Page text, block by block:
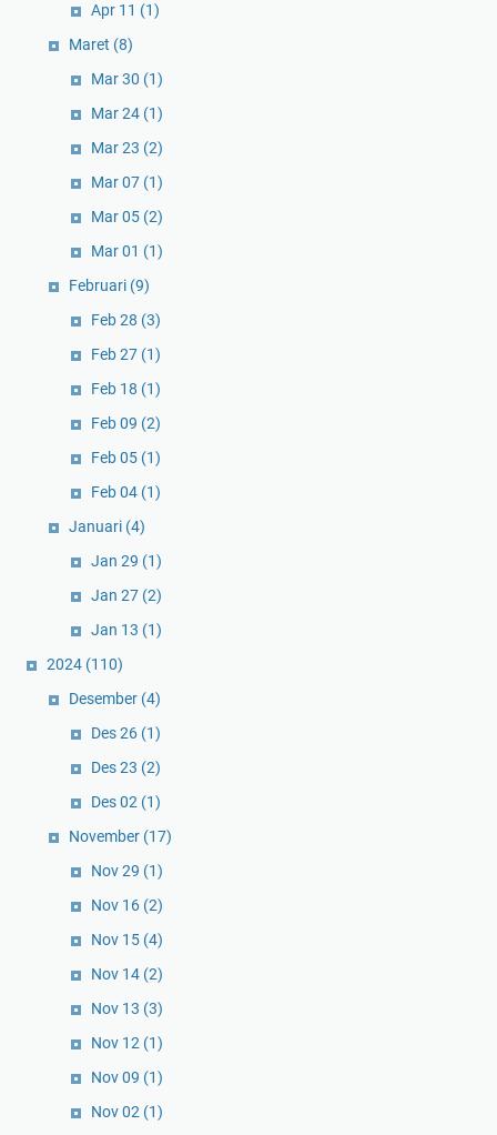
Apr 11 (1)
Maret (8)
Mar 30 (1)
Mar 24 (1)
Mar 23 (2)
Mar 07 (1)
Mar 05 (2)
Mar 01 (1)
Februari (9)
Feb 28 (3)
Feb 27 (1)
Feb 18 (1)
Feb 09 (2)
Feb 05 (1)
Feb 04 (1)
Januari (4)
Jan 29 (1)
Jan 27 (2)
Jan 13 (1)
2024 (110)
Desember (4)
Des 26 (1)
Des 23 (2)
Des 02 (1)
November (17)
Nov 29 (1)
Nov 16 (2)
Nov 15 (4)
Nov 14 (2)
Nov 13 (3)
Nov 12 (1)
Nov 09 (1)
Nov 02 (1)